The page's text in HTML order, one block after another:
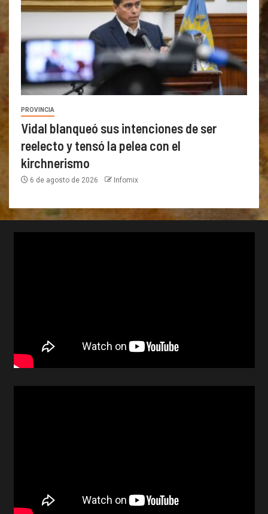
PROVINCIA
Vidal blanqueó sus intenciones de ser
reelecto y tensó la pelea con el
kirchnerismo
6 de agosto de 2026 Infomix